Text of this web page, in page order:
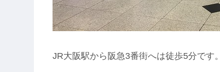
JR大阪駅から阪急3番街へは徒歩5分です